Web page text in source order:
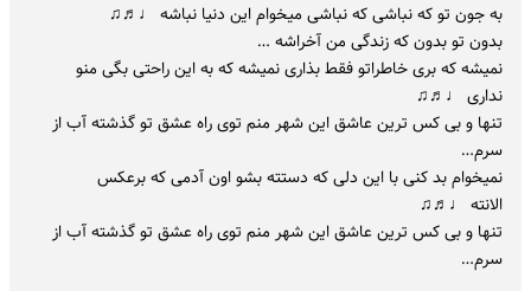
به جون تو که نباشی که نباشی میخوام این دنیا نباشه ♩♬♫
بدون تو بدون که زندگی من آخراشه …
نمیشه که بری خاطراتو فقط بذاری نمیشه که به این راحتی بگی منو
نداری ♩♬♫
تنها و بی کس ترین عاشق این شهر منم توی راه عشق تو گذشته آب از
سرم…
نمیخوام بد کنی با این دلی که دستته بشو اون آدمی که برعکس
الانته ♩♬♫
تنها و بی کس ترین عاشق این شهر منم توی راه عشق تو گذشته آب از
سرم…